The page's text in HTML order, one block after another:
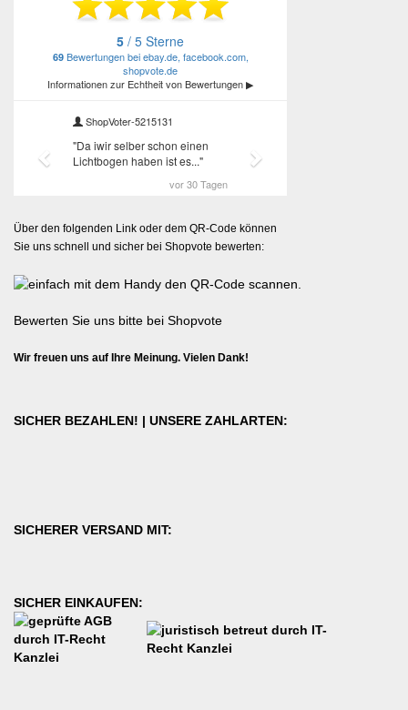
Über den folgenden Link oder dem QR-Code können
Sie uns schnell und sicher bei Shopvote bewerten:
Bewerten Sie uns bitte bei Shopvote
Wir freuen uns auf Ihre Meinung. Vielen Dank!
SICHER BEZAHLEN! | UNSERE ZAHLARTEN:
SICHERER VERSAND MIT:
SICHER EINKAUFEN: